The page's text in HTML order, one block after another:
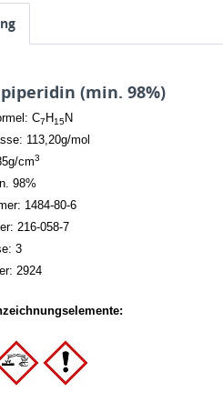
(min. 98%)
C7 H15N
113,20g/mol
cm3
98%
1484-80-6
216-058-7
3
2924